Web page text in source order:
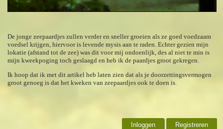
De jonge zeepaardjes zullen verder en sneller groeien als ze goed voedzaam
voedsel krijgen, hiervoor is levende mysis aan te raden. Echter gezien mijn
lokatie (afstand tot de zee) was dit voor mij ondoenlijk, des al niet te min is
mijn kweekpoging toch geslaagd en heb ik de paardjes groot gekregen.
Ik hoop dat ik met dit artikel heb laten zien dat als je doorzettingsvermogen
groot genoeg is dat het kweken van zeepaardjes ook te doen is.
Inloggen Registreren